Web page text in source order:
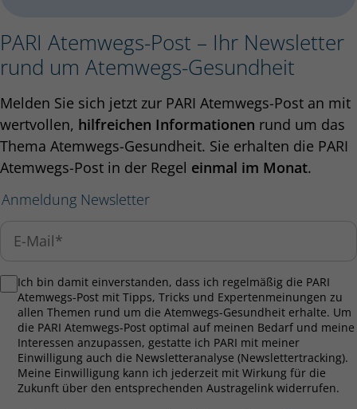
PARI Atemwegs-Post – Ihr Newsletter
rund um Atemwegs-Gesundheit
Melden Sie sich jetzt zur PARI Atemwegs-Post an mit
wertvollen, hilfreichen Informationen rund um das
Thema Atemwegs-Gesundheit. Sie erhalten die PARI
Atemwegs-Post in der Regel einmal im Monat.
Anmeldung Newsletter
Ich bin damit einverstanden, dass ich regelmäßig die PARI
Atemwegs-Post mit Tipps, Tricks und Expertenmeinungen zu
allen Themen rund um die Atemwegs-Gesundheit erhalte. Um
die PARI Atemwegs-Post optimal auf meinen Bedarf und meine
Interessen anzupassen, gestatte ich PARI mit meiner
Einwilligung auch die Newsletteranalyse (Newslettertracking).
Meine Einwilligung kann ich jederzeit mit Wirkung für die
Zukunft über den entsprechenden Austragelink widerrufen.